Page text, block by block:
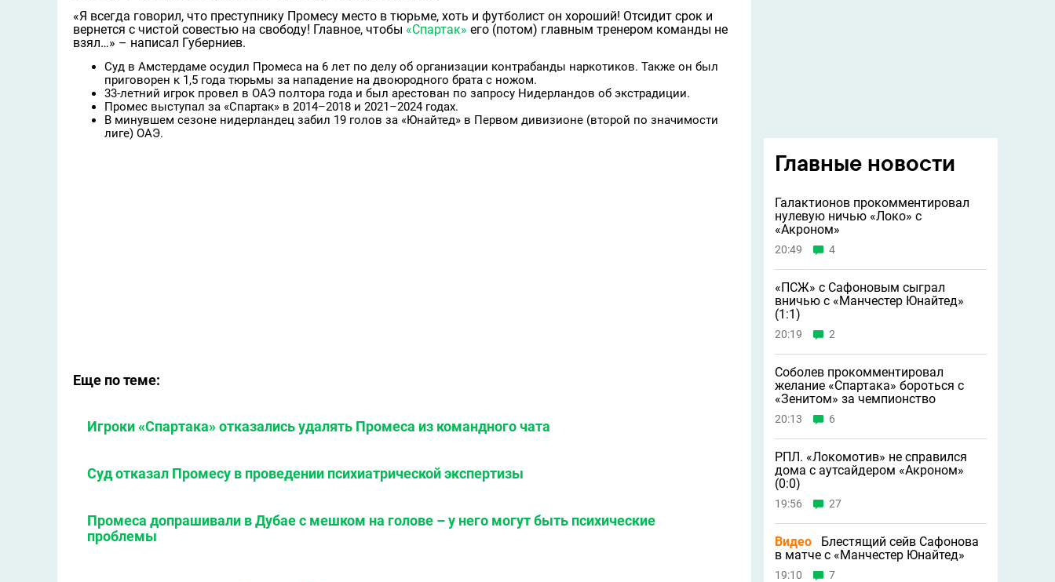
«Я всегда говорил, что преступнику Промесу место в тюрьме, хоть и футболист он хороший! Отсидит срок и
вернется с чистой совестью на свободу! Главное, чтобы «Спартак» его (потом) главным тренером команды не
взял…» – написал Губерниев.
Суд в Амстердаме осудил Промеса на 6 лет по делу об организации контрабанды наркотиков. Также он был
приговорен к 1,5 года тюрьмы за нападение на двоюродного брата с ножом.
33-летний игрок провел в ОАЭ полтора года и был арестован по запросу Нидерландов об экстрадиции.
Промес выступал за «Спартак» в 2014–2018 и 2021–2024 годах.
В минувшем сезоне нидерландец забил 19 голов за «Юнайтед» в Первом дивизионе (второй по значимости
лиге) ОАЭ.
Еще по теме:
Игроки «Спартака» отказались удалять Промеса из командного чата
Суд отказал Промесу в проведении психиатрической экспертизы
Промеса допрашивали в Дубае с мешком на голове – у него могут быть психические
проблемы
Главные новости
Галактионов прокомментировал
нулевую ничью «Локо» с
«Акроном»
20:49 4
«ПСЖ» с Сафоновым сыграл
вничью с «Манчестер Юнайтед»
(1:1)
20:19 2
Соболев прокомментировал
желание «Спартака» бороться с
«Зенитом» за чемпионство
20:13 6
РПЛ. «Локомотив» не справился
дома с аутсайдером «Акроном»
(0:0)
19:56 27
Видео
Блестящий сейв Сафонова
в матче с «Манчестер Юнайтед»
19:10 7